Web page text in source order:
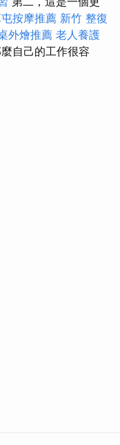
按摩推薦 新竹 整復
外燴推薦 老人養護
自己的工作很容